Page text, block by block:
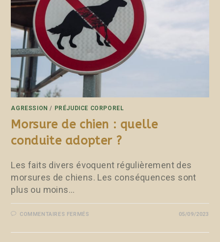
AGRESSION / PRÉJUDICE CORPOREL
Morsure de chien : quelle
conduite adopter ?
Les faits divers évoquent régulièrement des
morsures de chiens. Les conséquences sont
plus ou moins…
COMMENTAIRES FERMÉS 05/09/2023